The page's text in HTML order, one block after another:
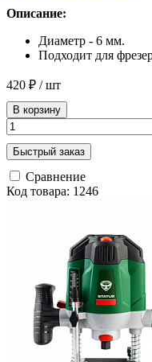
Описание:
Диаметр - 6 мм.
Подходит для
420 ₽ / шт
В корзину
Быстрый заказ
Сравнение
Код товара: 1246